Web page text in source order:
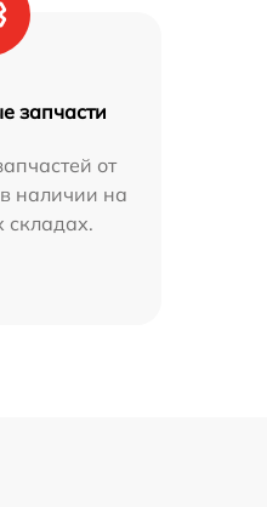
запчасти
от
наличии на
складах.